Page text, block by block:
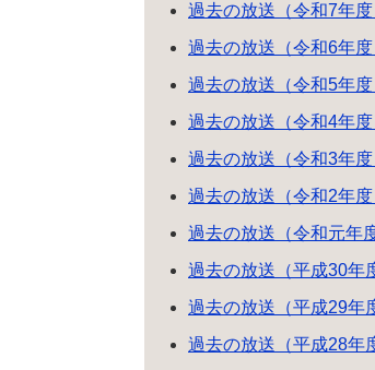
過去の放送（令和7年度
過去の放送（令和6年度
過去の放送（令和5年度
過去の放送（令和4年度
過去の放送（令和3年度
過去の放送（令和2年度
過去の放送（令和元年度
過去の放送（平成30年
過去の放送（平成29年
過去の放送（平成28年